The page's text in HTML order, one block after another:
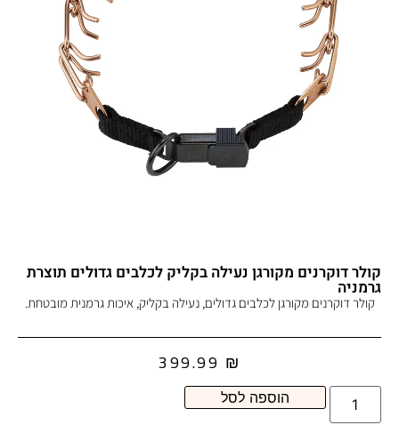
קולר דוקרנים מקורגן נעילה בקליק לכלבים גדולים תוצרת
גרמניה
קולר דוקרנים מקורגן לכלבים גדולים, נעילה בקליק, איכות גרמנית מובטחת.
399.99 ₪
הוספה לסל